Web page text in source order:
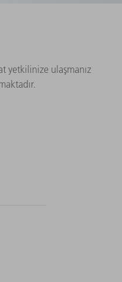
yetkilinize ulaşmanız